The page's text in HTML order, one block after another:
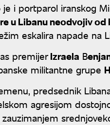
i portparol iranskog
u Libanu neodvojiv
eskalira napade na
premijerIzraela B
militantne grupe
predsednik
agresijom
zauzimanjem